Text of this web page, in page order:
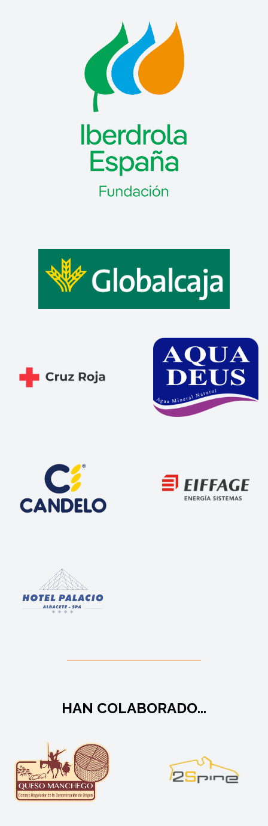
HAN COLABORADO...